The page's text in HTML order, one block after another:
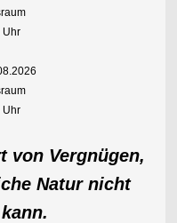
Uhr
Uhr
von Vergnügen,
Natur nicht